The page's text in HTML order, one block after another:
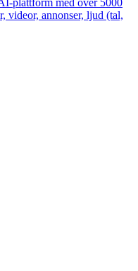
plattform med över 5000
videor, annonser, ljud (tal,